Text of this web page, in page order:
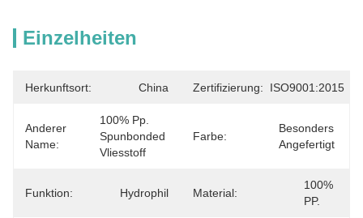
Einzelheiten
Herkunftsort: China Zertifizierung: ISO9001:2015
Anderer
Name:
100% Pp.
Spunbonded
Vliesstoff
Farbe:
Besonders
Angefertigt
Funktion: Hydrophil Material:
100%
PP.